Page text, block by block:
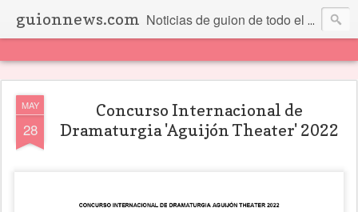
guionnews.com Noticias de guion de todo el mundo... Y más.
MAY
28
Concurso Internacional de
Dramaturgia 'Aguijón Theater' 2022